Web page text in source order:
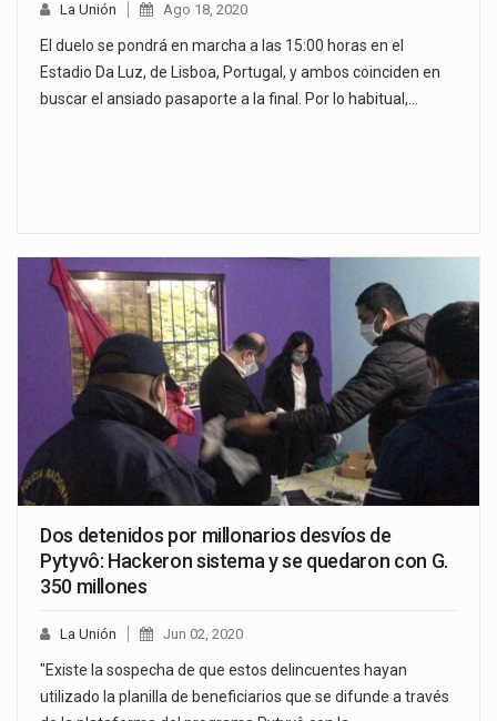
La Unión Ago 18, 2020
El duelo se pondrá en marcha a las 15:00 horas en el
Estadio Da Luz, de Lisboa, Portugal, y ambos coinciden en
buscar el ansiado pasaporte a la final. Por lo habitual,…
Dos detenidos por millonarios desvíos de
Pytyvô: Hackeron sistema y se quedaron con G.
350 millones
La Unión Jun 02, 2020
"Existe la sospecha de que estos delincuentes hayan
utilizado la planilla de beneficiarios que se difunde a través